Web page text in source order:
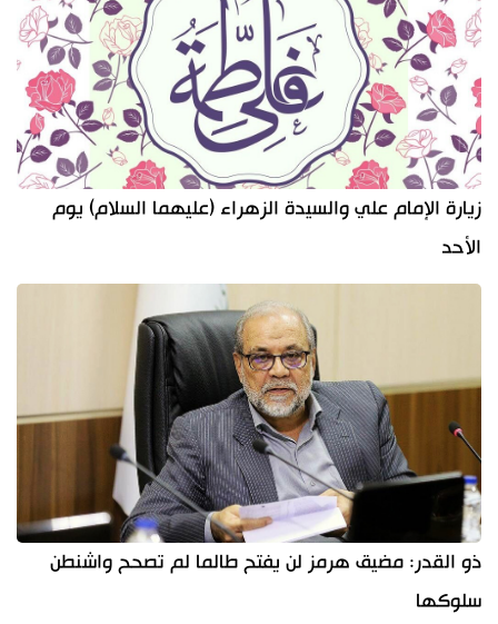
زيارة الإمام علي والسيدة الزهراء (عليهما السلام) يوم
الأحد
ذو القدر: مضيق هرمز لن يفتح طالما لم تصحح واشنطن
سلوكها